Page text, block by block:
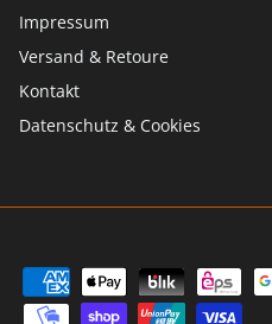
Impressum
Versand & Retoure
Kontakt
Datenschutz & Cookies